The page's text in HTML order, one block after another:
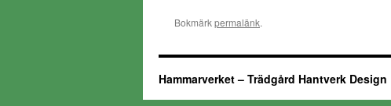
Bokmärkpermalänk.
Hammarverket – Trädgård Hantverk Design